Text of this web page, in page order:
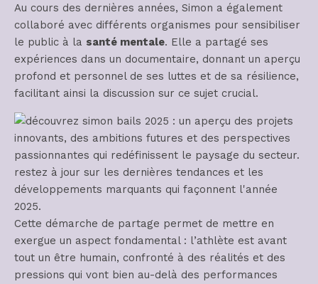
Au cours des dernières années, Simon a également
collaboré avec différents organismes pour sensibiliser
le public à la santé mentale. Elle a partagé ses
expériences dans un documentaire, donnant un aperçu
profond et personnel de ses luttes et de sa résilience,
facilitant ainsi la discussion sur ce sujet crucial.
Cette démarche de partage permet de mettre en
exergue un aspect fondamental : l’athlète est avant
tout un être humain, confronté à des réalités et des
pressions qui vont bien au-delà des performances